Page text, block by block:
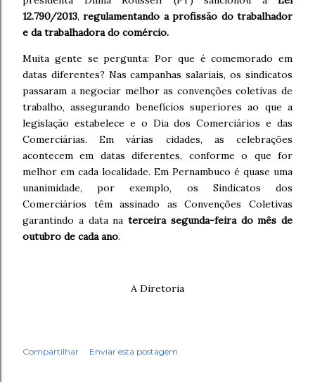
12.790/2013,regulamentando a profissão do trabalhador
e da trabalhadora do comércio.
Muita gente se pergunta: Por que é comemorado em
datas diferentes? Nas campanhas salariais, os sindicatos
passaram a negociar melhor as convenções coletivas de
trabalho, assegurando benefícios superiores ao que a
legislação estabelece e o Dia dos Comerciários e das
Comerciárias. Em várias cidades, as celebrações
acontecem em datas diferentes, conforme o que for
melhor em cada localidade. Em Pernambuco é quase uma
unanimidade, por exemplo, os Sindicatos dos
Comerciários têm assinado as Convenções Coletivas
garantindo a data na terceira segunda-feira do mês de
outubro de cada ano.
A Diretoria
Compartilhar Enviar esta postagem